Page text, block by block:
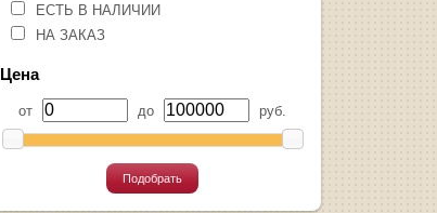
ЕСТЬ В НАЛИЧИИ
НА ЗАКАЗ
Цена
от до руб.
Подобрать